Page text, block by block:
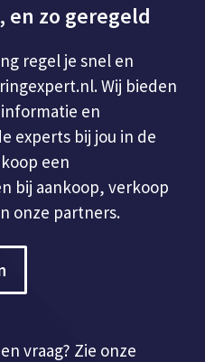
en zo geregeld
regel je snel en
Wij bieden
en
experts bij jou in de
een
bij aankoop, verkoop
onze partners.
vraag? Zie onze